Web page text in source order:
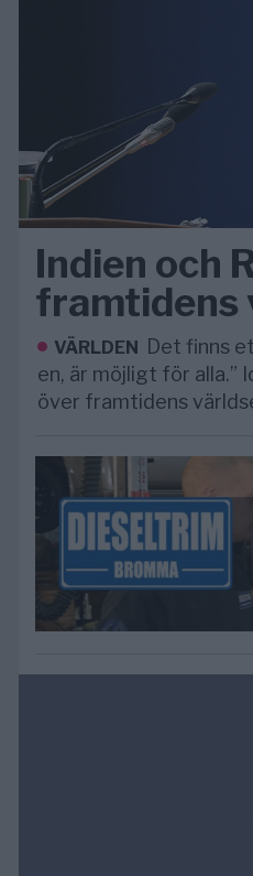
Indien och
framtidens
VÄRLDEN
Det finns
en, är möjligt för alla.”
över framtidens